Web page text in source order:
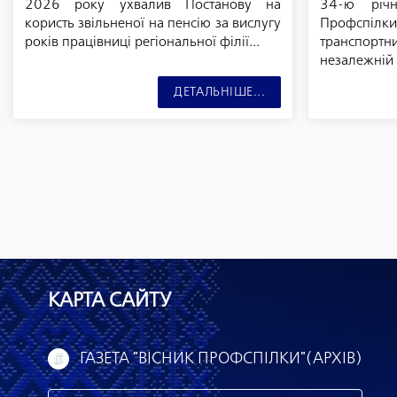
2026 року ухвалив Постанову на
користь звільненої на пенсію за вислугу
років працівниці регіональної філії...
ДЕТАЛЬНІШЕ...
34-ю
незалежній
КАРТА САЙТУ
ГАЗЕТА "ВІСНИК ПРОФСПІЛКИ"(АРХІВ)